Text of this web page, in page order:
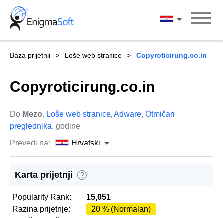
Skip
content
Hrvatski
Baza prijetnji Loše web stranice Copyroticirung.co.in
Copyroticirung.co.in
Do Mezo. Loše web stranice, Adware, Otmičari
preglednika. godine
Prevedi na:
Hrvatski
Karta prijetnji ?
Popularity Rank:
15,051
Razina prijetnje:
20 % (Normalan)